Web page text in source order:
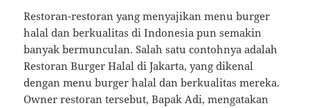
Restoran-restoran yang menyajikan menu burger
halal dan berkualitas di Indonesia pun semakin
banyak bermunculan. Salah satu contohnya adalah
Restoran Burger Halal di Jakarta, yang dikenal
dengan menu burger halal dan berkualitas mereka.
Owner restoran tersebut, Bapak Adi, mengatakan